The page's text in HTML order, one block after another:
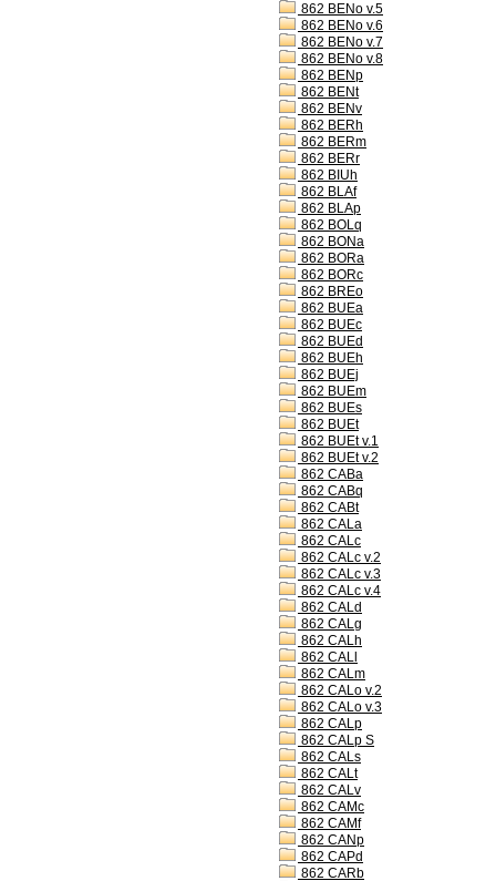
862 BENo v.5
862 BENo v.6
862 BENo v.7
862 BENo v.8
862 BENp
862 BENt
862 BENv
862 BERh
862 BERm
862 BERr
862 BIUh
862 BLAf
862 BLAp
862 BOLq
862 BONa
862 BORa
862 BORc
862 BREo
862 BUEa
862 BUEc
862 BUEd
862 BUEh
862 BUEj
862 BUEm
862 BUEs
862 BUEt
862 BUEt v.1
862 BUEt v.2
862 CABa
862 CABq
862 CABt
862 CALa
862 CALc
862 CALc v.2
862 CALc v.3
862 CALc v.4
862 CALd
862 CALg
862 CALh
862 CALl
862 CALm
862 CALo v.2
862 CALo v.3
862 CALp
862 CALp S
862 CALs
862 CALt
862 CALv
862 CAMc
862 CAMf
862 CANp
862 CAPd
862 CARb